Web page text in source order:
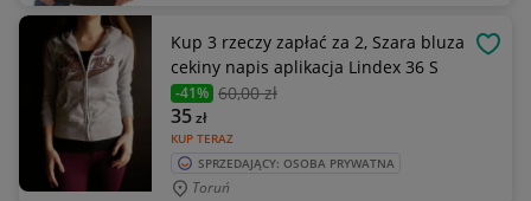
Kup 3 rzeczy zapłać za 2, Szara bluza
cekiny napis aplikacja Lindex 36 S
-41% 60,00 zł
KUP TERAZ
35zł
SPRZEDAJĄCY: OSOBA PRYWATNA
Toruń